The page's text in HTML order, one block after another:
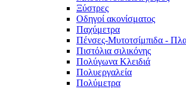
Ξύστρες
Οδηγοί ακονίσματος
Παχύμετρα
Πένσες-Μυτοτσίμπιδα -
Πιστόλια σιλικόνης
Πολύγωνα Κλειδιά
Πολυεργαλεία
Πολύμετρα